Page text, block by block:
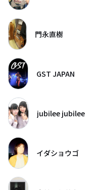
門永直樹
GST JAPAN
jubilee jubilee
イダショウゴ